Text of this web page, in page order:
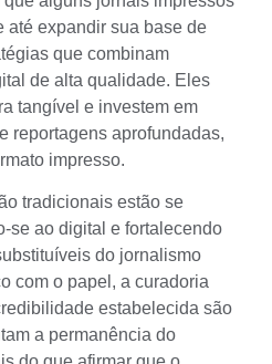
até expandir sua base de
que combinam
de alta qualidade. Eles
tangível e investem em
reportagens aprofundadas,
impresso.
tradicionais estão se
se ao digital e fortalecendo
do jornalismo
com o papel, a curadoria
estabelecida são
a permanência do